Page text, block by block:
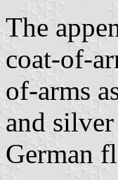
The
coat-of-
of-arms
and
German